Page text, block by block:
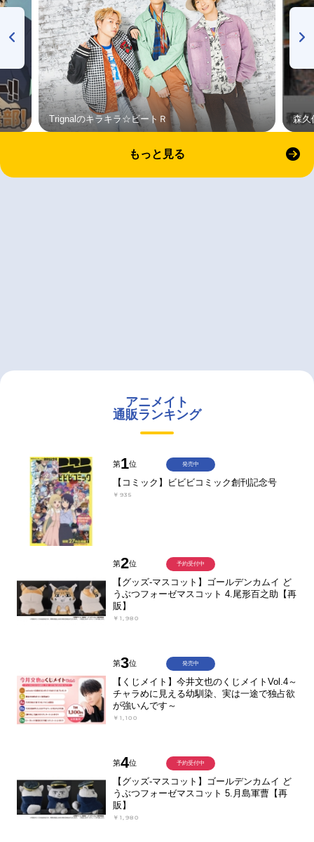
Trignalのキラキラ☆ビートＲ 森久
もっと見る
アニメイト
通販ランキング
第1位
【コミック】ビビビコミック創刊記念号
￥935
発売中
第2位
【グッズ-マスコット】ゴールデンカムイ ど
うぶつフォーゼマスコット 4.尾形百之助【再
販】
￥1,980
予約受付中
第3位
【くじメイト】今井文也のくじメイトVol.4～
チャラめに見える幼馴染、実は一途で独占欲
が強いんです～
￥1,100
発売中
第4位
【グッズ-マスコット】ゴールデンカムイ ど
うぶつフォーゼマスコット 5.月島軍曹【再
販】
￥1,980
予約受付中